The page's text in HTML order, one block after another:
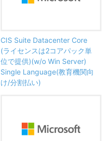
CIS Suite Datacenter Core
(ライセンスは2コアパック単
位で提供)(w/o Win Server)
Single Language(教育機関向
け/分割払い)